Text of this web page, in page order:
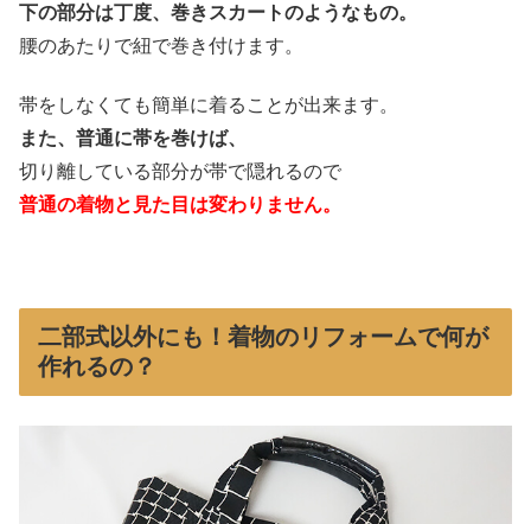
下の部分は丁度、巻きスカートのようなもの。
腰のあたりで紐で巻き付けます。
帯をしなくても簡単に着ることが出来ます。
また、普通に帯を巻けば、
切り離している部分が帯で隠れるので
普通の着物と見た目は変わりません。
二部式以外にも！着物のリフォームで何が
作れるの？